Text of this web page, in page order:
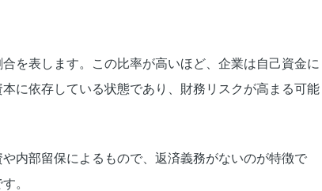
を表します。この比率が高いほど、企業は自己資金に
に依存している状態であり、財務リスクが高まる可能
内部留保によるもので、返済義務がないのが特徴で
。